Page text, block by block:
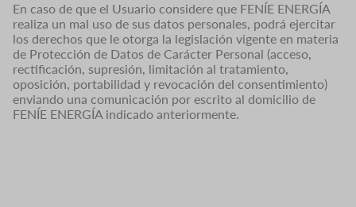
En caso de que el Usuario considere que FENÍE ENERGÍA
realiza un mal uso de sus datos personales, podrá ejercitar
los derechos que le otorga la legislación vigente en materia
de Protección de Datos de Carácter Personal (acceso,
rectificación, supresión, limitación al tratamiento,
oposición, portabilidad y revocación del consentimiento)
enviando una comunicación por escrito al domicilio de
FENÍE ENERGÍA indicado anteriormente.